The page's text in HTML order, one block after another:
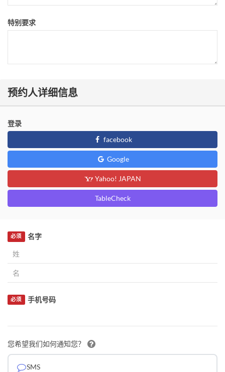
特别要求
预约人详细信息
登录
facebook
Google
Yahoo! JAPAN
TableCheck
名字
必须
手机号码
必须
您希望我们如何通知您？
SMS